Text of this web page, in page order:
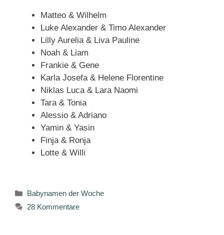
Matteo & Wilhelm
Luke Alexander & Timo Alexander
Lilly Aurelia & Liva Pauline
Noah & Liam
Frankie & Gene
Karla Josefa & Helene Florentine
Niklas Luca & Lara Naomi
Tara & Tonia
Alessio & Adriano
Yamin & Yasin
Finja & Ronja
Lotte & Willi
Kategorien
Babynamen der Woche
28 Kommentare